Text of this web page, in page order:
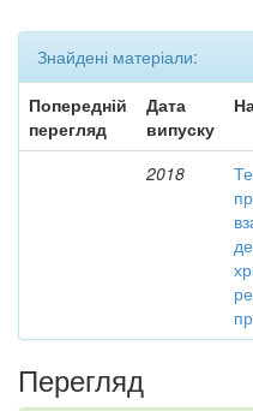
Знайдені матеріали:
Попередній
перегляд
Дата
випуску
2018
Перегляд